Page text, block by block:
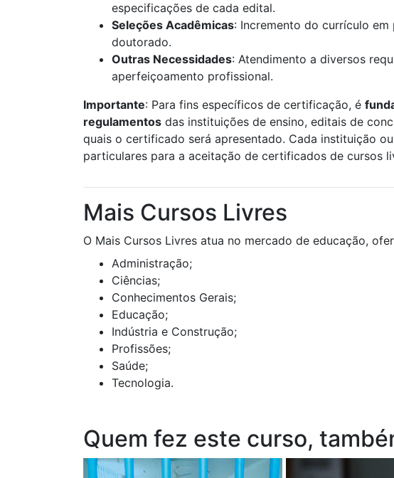
especificações de cada edital.
Seleções Acadêmicas: Incremento do currículo
doutorado.
Outras Necessidades: Atendimento a diversos
aperfeiçoamento profissional.
Importante: Para fins específicos de certificação, é
regulamentos das instituições de ensino, editais de
quais o certificado será apresentado. Cada instituição
particulares para a aceitação de certificados de cursos
Mais Cursos Livres
O Mais Cursos Livres atua no mercado de educação,
Administração;
Ciências;
Conhecimentos Gerais;
Educação;
Indústria e Construção;
Profissões;
Saúde;
Tecnologia.
Quem fez este curso,